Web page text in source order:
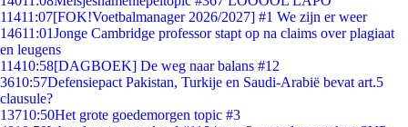
11411:07[FOK!Voetbalmanager 2026/2027] #1 We zijn er weer
14611:01Jonge Cambridge professor stapt op na claims over plagiaat
en leugens
11410:58[DAGBOEK] De weg naar balans #12
3610:57Defensiepact Pakistan, Turkije en Saudi-Arabië bevat art.5
clausule?
13710:50Het grote goedemorgen topic #3